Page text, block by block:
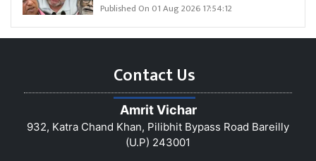
Published On 01 Aug 2026 17:54:12
Contact Us
Amrit Vichar
932, Katra Chand Khan, Pilibhit Bypass Road Bareilly
(U.P) 243001